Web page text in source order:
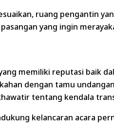
ruang pengantin
yang ingin
memiliki reputasi baik
dengan tamu
tentang kendala
kelancaran acara